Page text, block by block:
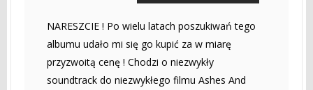
NARESZCIE ! Po wielu latach poszukiwań tego
albumu udało mi się go kupić za w miarę
przyzwoitą cenę ! Chodzi o niezwykły
soundtrack do niezwykłego filmu Ashes And